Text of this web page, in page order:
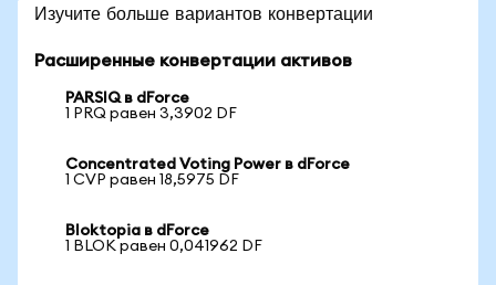
Изучите больше вариантов конвертации
Расширенные конвертации активов
PARSIQ в dForce
1 PRQ равен 3,3902 DF
Concentrated Voting Power в dForce
1 CVP равен 18,5975 DF
Bloktopia в dForce
1 BLOK равен 0,041962 DF